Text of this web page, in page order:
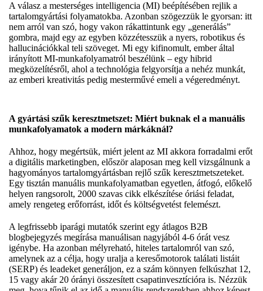
A válasz a mesterséges intelligencia (MI) beépítésében rejlik a
tartalomgyártási folyamatokba. Azonban szögezzük le gyorsan: itt
nem arról van szó, hogy vakon rákattintunk egy „generálás”
gombra, majd egy az egyben közzétesszük a nyers, robotikus és
hallucinációkkal teli szöveget. Mi egy kifinomult, ember által
irányított MI-munkafolyamatról beszélünk – egy hibrid
megközelítésről, ahol a technológia felgyorsítja a nehéz munkát,
az emberi kreativitás pedig mesterművé emeli a végeredményt.
A gyártási szűk keresztmetszet: Miért buknak el a manuális
munkafolyamatok a modern márkáknál?
Ahhoz, hogy megértsük, miért jelent az MI akkora forradalmi erőt
a digitális marketingben, először alaposan meg kell vizsgálnunk a
hagyományos tartalomgyártásban rejlő szűk keresztmetszeteket.
Egy tisztán manuális munkafolyamatban egyetlen, átfogó, előkelő
helyen rangsorolt, 2000 szavas cikk elkészítése óriási feladat,
amely rengeteg erőforrást, időt és költségvetést felemészt.
A legfrissebb iparági mutatók szerint egy átlagos B2B
blogbejegyzés megírása manuálisan nagyjából 4-6 órát vesz
igénybe. Ha azonban mélyreható, hiteles tartalomról van szó,
amelynek az a célja, hogy uralja a keresőmotorok találati listáit
(SERP) és leadeket generáljon, ez a szám könnyen felkúszhat 12,
15 vagy akár 20 órányi összesített csapatinvesztícióra is. Nézzük